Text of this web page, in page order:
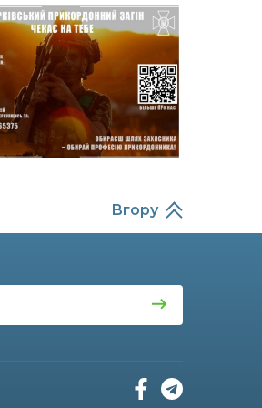
Захищав кордон до
останнього подиху:
пам’яті полеглого
прикордонника
Олександра Кичаня
(ВІДЕО)
Від штанги до «крил»: як
спорт і характер
перемогу на Донеччині
Вгору